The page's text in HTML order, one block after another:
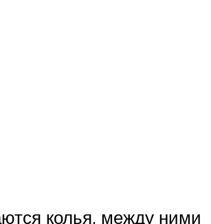
колья, между ними